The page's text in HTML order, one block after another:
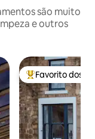
são muito
e outros
Favoritos dos
Favorito dos